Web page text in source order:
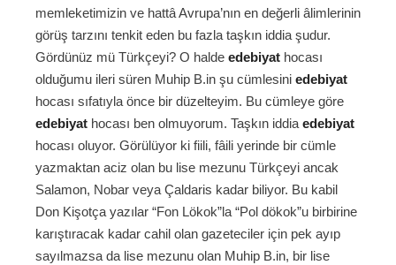
memleketimizin ve hattâ Avrupa’nın en değerli âlimlerinin
görüş tarzını tenkit eden bu fazla taşkın iddia şudur.
Gördünüz mü Türkçeyi? O halde edebiyat hocası
olduğumu ileri süren Muhip B.in şu cümlesini edebiyat
hocası sıfatıyla önce bir düzelteyim. Bu cümleye göre
edebiyat hocası ben olmuyorum. Taşkın iddia edebiyat
hocası oluyor. Görülüyor ki fiili, fâili yerinde bir cümle
yazmaktan aciz olan bu lise mezunu Türkçeyi ancak
Salamon, Nobar veya Çaldaris kadar biliyor. Bu kabil
Don Kişotça yazılar “Fon Lökok”la “Pol dökok”u birbirine
karıştıracak kadar cahil olan gazeteciler için pek ayıp
sayılmazsa da lise mezunu olan Muhip B.in, bir lise